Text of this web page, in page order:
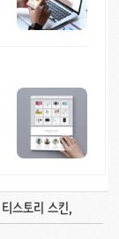
스토리 스킨,